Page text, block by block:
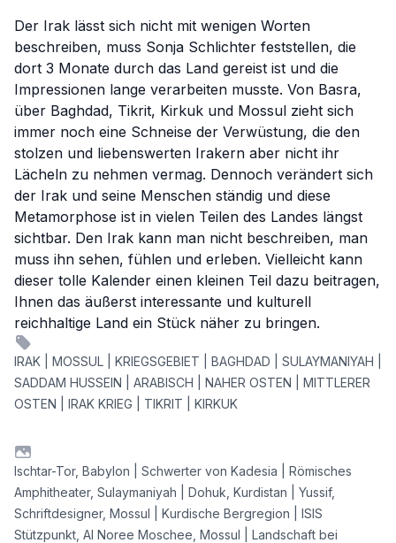
Der Irak lässt sich nicht mit wenigen Worten
beschreiben, muss Sonja Schlichter feststellen, die
dort 3 Monate durch das Land gereist ist und die
Impressionen lange verarbeiten musste. Von Basra,
über Baghdad, Tikrit, Kirkuk und Mossul zieht sich
immer noch eine Schneise der Verwüstung, die den
stolzen und liebenswerten Irakern aber nicht ihr
Lächeln zu nehmen vermag. Dennoch verändert sich
der Irak und seine Menschen ständig und diese
Metamorphose ist in vielen Teilen des Landes längst
sichtbar. Den Irak kann man nicht beschreiben, man
muss ihn sehen, fühlen und erleben. Vielleicht kann
dieser tolle Kalender einen kleinen Teil dazu beitragen,
Ihnen das äußerst interessante und kulturell
reichhaltige Land ein Stück näher zu bringen.
IRAK | MOSSUL | KRIEGSGEBIET | BAGHDAD | SULAYMANIYAH |
SADDAM HUSSEIN | ARABISCH | NAHER OSTEN | MITTLERER
OSTEN | IRAK KRIEG | TIKRIT | KIRKUK
Ischtar-Tor, Babylon | Schwerter von Kadesia | Römisches
Amphitheater, Sulaymaniyah | Dohuk, Kurdistan | Yussif,
Schriftdesigner, Mossul | Kurdische Bergregion | ISIS
Stützpunkt, Al Noree Moschee, Mossul | Landschaft bei